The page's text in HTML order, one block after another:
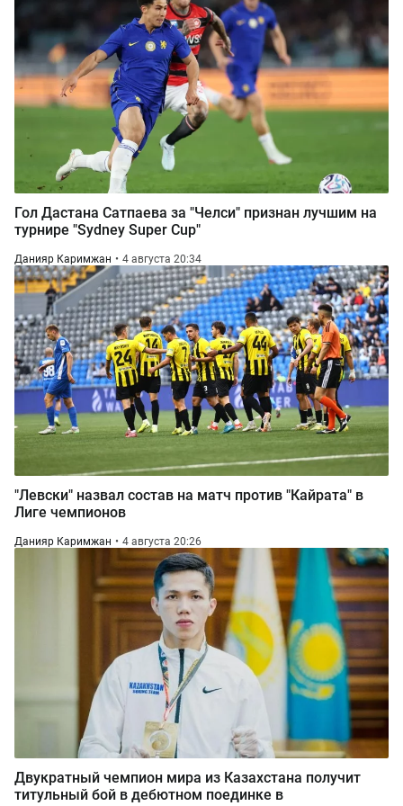
Гол Дастана Сатпаева за "Челси" признан лучшим на
турнире "Sydney Super Cup"
Данияр Каримжан 4 августа 20:34
"Левски" назвал состав на матч против "Кайрата" в
Лиге чемпионов
Данияр Каримжан 4 августа 20:26
Двукратный чемпион мира из Казахстана получит
титульный бой в дебютном поединке в